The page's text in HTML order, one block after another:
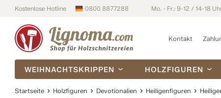
Kostenlose Hotline 0800 8877288 Mo. - Fr.: 9-12 / 14-18
Kontakt
WEIHNACHTSKRIPPEN HOLZFIGUREN
Startseite Holzfiguren Devotionalien Heiligenfiguren